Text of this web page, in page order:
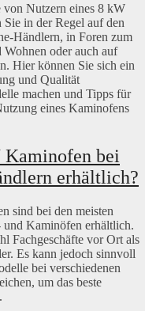
von Nutzern eines 8 kW
in der Regel auf den
Händlern, in Foren zum
oder auch auf
Hier können Sie sich ein
und Qualität
machen und Tipps für
eines Kaminofens
bei
erhältlich?
sind bei den meisten
Kaminöfen erhältlich.
Fachgeschäfte vor Ort als
Es kann jedoch sinnvoll
bei verschiedenen
um das beste